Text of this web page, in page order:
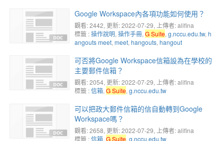
Google Workspace內各項功能如何使用？
觀看: 2442, 更新: 2022-07-29, 上傳者: alifina
標籤 :操作說明, 操作手冊, G Suite, g.nccu.edu.tw, h
angouts meet, meet, hangouts, hangout
可否將Google Workspace信箱設為在學校的
主要郵件信箱？
觀看: 2054, 更新: 2022-07-29, 上傳者: alifina
標籤 :信箱, G Suite, g.nccu.edu.tw
可以把政大郵件信箱的信自動轉到Google
Workspace嗎？
觀看: 2658, 更新: 2022-07-29, 上傳者: alifina
標籤 :信箱, G Suite, g.nccu.edu.tw